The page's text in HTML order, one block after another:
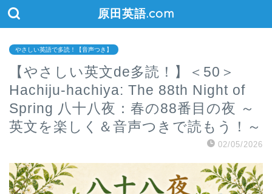
原田英語.com
やさしい英語で多読！【音声つき】
【やさしい英文de多読！】＜50＞
Hachiju-hachiya: The 88th Night of
Spring 八十八夜：春の88番目の夜 ～
英文を楽しく＆音声つきで読もう！～
02/05/2026